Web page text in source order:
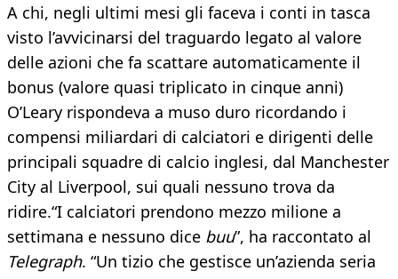
A chi, negli ultimi mesi gli faceva i conti in tasca
visto l’avvicinarsi del traguardo legato al valore
delle azioni che fa scattare automaticamente il
bonus (valore quasi triplicato in cinque anni)
O’Leary rispondeva a muso duro ricordando i
compensi miliardari di calciatori e dirigenti delle
principali squadre di calcio inglesi, dal Manchester
City al Liverpool, sui quali nessuno trova da
ridire.“I calciatori prendono mezzo milione a
settimana e nessuno dice buu”, ha raccontato al
Telegraph. “Un tizio che gestisce un’azienda seria